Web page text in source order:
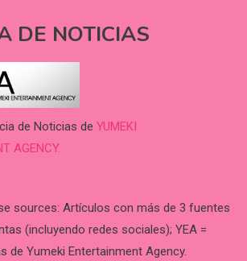
DE NOTICIAS
de Noticias de YUMEKI
AGENCY.
sources: Artículos con más de 3 fuentes
(incluyendo redes sociales); YEA =
de Yumeki Entertainment Agency.